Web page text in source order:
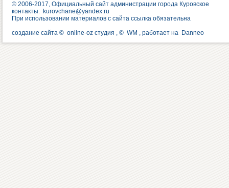
© 2006-2017, Официальный сайт администрации города Куровское
контакты: kurovchane@yandex.ru
При использовании материалов с сайта ссылка обязательна
создание сайта © online-oz студия , © WM , работает на Danneo